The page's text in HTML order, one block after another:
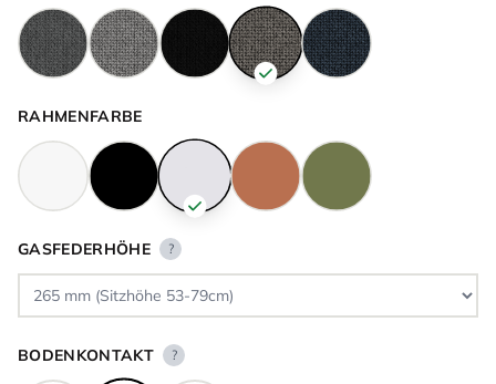
RAHMENFARBE
GASFEDERHÖHE ?
BODENKONTAKT ?